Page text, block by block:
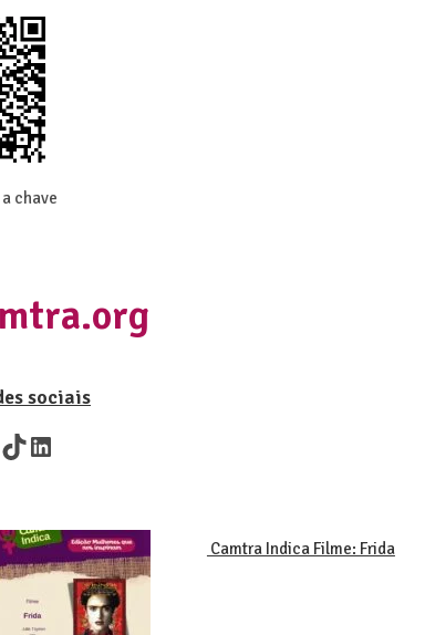
chave
sociais
Camtra Indica Filme: Frida